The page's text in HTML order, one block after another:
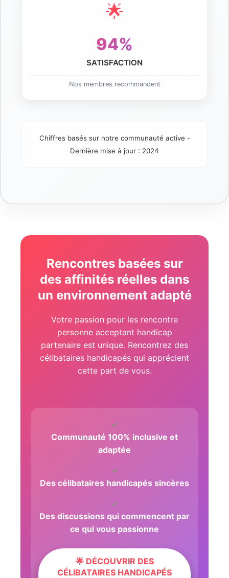
🌟
94%
SATISFACTION
Nos membres recommandent
Chiffres basés sur notre communauté active -
Dernière mise à jour : 2024
Rencontres basées sur
des affinités réelles dans
un environnement adapté
Votre passion pour les rencontre
personne acceptant handicap
partenaire est unique. Rencontrez des
célibataires handicapés qui apprécient
cette part de vous.
✓
Communauté 100% inclusive et
adaptée
✓
Des célibataires handicapés sincères
✓
Des discussions qui commencent par
ce qui vous passionne
🌟 DÉCOUVRIR DES
CÉLIBATAIRES HANDICAPÉS